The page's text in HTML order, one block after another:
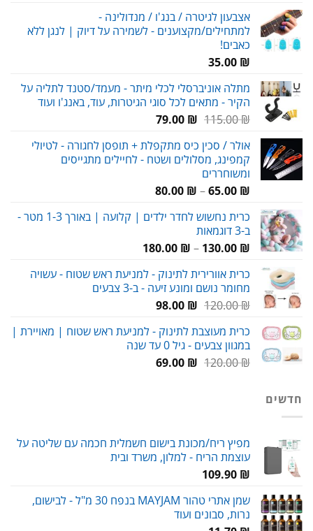
היה:
90.00 ₪.
הוא:
69.00 ₪.
אצבעון לגיטרה / בנג'ו / מנדולינה -
למתחילים/מקצוענים - לשמירה על דיוק | לנגן ללא
כאבים!
35.00 ₪
מתלה אוניברסלי לכלי מיתר - מעמד/סטנד לתליה על
הקיר - מתאים לכל סוגי הגיטרות, עוד, באנג'ו ועוד
115.00₪
המחיר
היה:
115.00 ₪.
79.00 ₪
המחיר
הוא:
79.00 ₪.
אולר / סכין כיס מתקפלת + תופסן לחגורה - לטיולי
קמפינג, מסלולים ושטח - לחיילים מתגייסים
ומשוחררים
65.00 ₪
–
80.00 ₪
טווח
כרית נחשוש לחדר ילדים | קלועה | באורך 1-3 מטר -
ב-3 דוגמאות
130.00 ₪
–
180.00 ₪
עד
כרית אוורירית לתינוק - למניעת ראש שטוח - עשויה
מחומר נושם ומונע זיעה - ב-3 צבעים
120.00₪
המחיר
היה:
120.00 ₪.
98.00 ₪
המחיר
הוא:
98.00 ₪.
כרית מעוצבת לתינוק - למניעת ראש שטוח | מאויירת |
במגוון צבעים - גיל 0 עד שנה
120.00₪
המחיר69.00 ₪
המחיר
חדשים
מפיץ ריח/מכונת בישום חשמלית חכמה עם שליטה על
עוצמת הריח - למלון, משרד ובית
109.90 ₪
שמן אתרי טהור MAYJAM בנפח 30 מ"ל - לבישום,
נרות, סבונים ועוד